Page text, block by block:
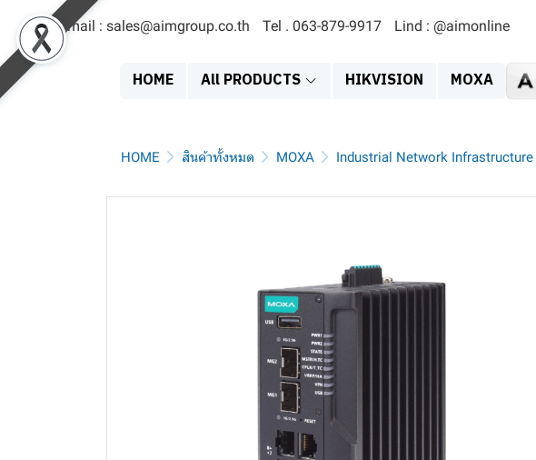
Email : sales@aimgroup.co.th Tel . 063-879-9917 Lind : @aimonline
HOME All PRODUCTS HIKVISION MOXA
HOME สินค้าทั้งหมด MOXA Industrial Network Infrastructure